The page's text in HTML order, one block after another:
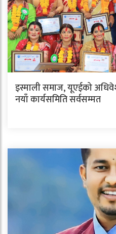
इस्माली समाज, यूएईको
नयाँ कार्यसमिति सर्वसम्मत